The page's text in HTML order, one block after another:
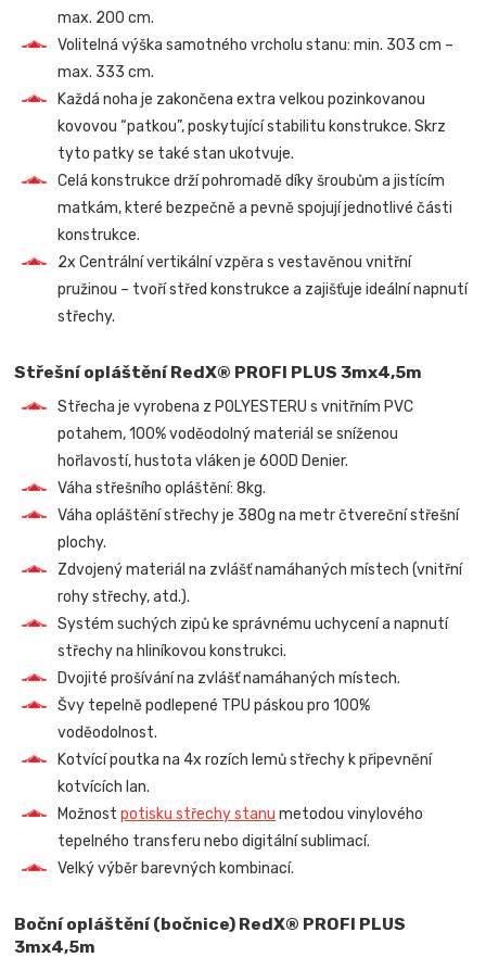
max. 200 cm.
Volitelná výška samotného vrcholu stanu: min. 303 cm –
max. 333 cm.
Každá noha je zakončena extra velkou pozinkovanou
kovovou “patkou”, poskytující stabilitu konstrukce. Skrz
tyto patky se také stan ukotvuje.
Celá konstrukce drží pohromadě díky šroubům a jistícím
matkám, které bezpečně a pevně spojují jednotlivé části
konstrukce.
2x Centrální vertikální vzpěra s vestavěnou vnitřní
pružinou – tvoří střed konstrukce a zajišťuje ideální napnutí
střechy.
Střešní opláštění RedX® PROFI PLUS 3mx4,5m
Střecha je vyrobena z POLYESTERU s vnitřním PVC
potahem, 100% voděodolný materiál se sníženou
hořlavostí, hustota vláken je 600D Denier.
Váha střešního opláštění: 8kg.
Váha opláštění střechy je 380g na metr čtvereční střešní
plochy.
Zdvojený materiál na zvlášť namáhaných místech (vnitřní
rohy střechy, atd.).
Systém suchých zipů ke správnému uchycení a napnutí
střechy na hliníkovou konstrukci.
Dvojité prošívání na zvlášť namáhaných místech.
Švy tepelně podlepené TPU páskou pro 100%
voděodolnost.
Kotvící poutka na 4x rozích lemů střechy k připevnění
kotvících lan.
Možnostpotisku střechy stanu metodou vinylového
tepelného transferu nebo digitální sublimací.
Velký výběr barevných kombinací.
Boční opláštění (bočnice) RedX® PROFI PLUS
3mx4,5m